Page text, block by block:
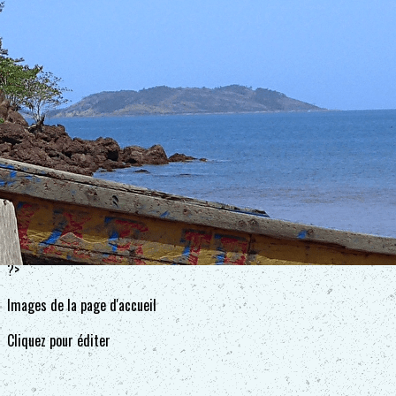
Exporter uniquement les colonnes affichées
Menu
<
>
Aïb'animations
Aïssata Kouyaté, la griotte contemporaine
Kobe Na Awati : la compagnie fait son show
?>
Images de la page d'accueil
Cliquez pour éditer